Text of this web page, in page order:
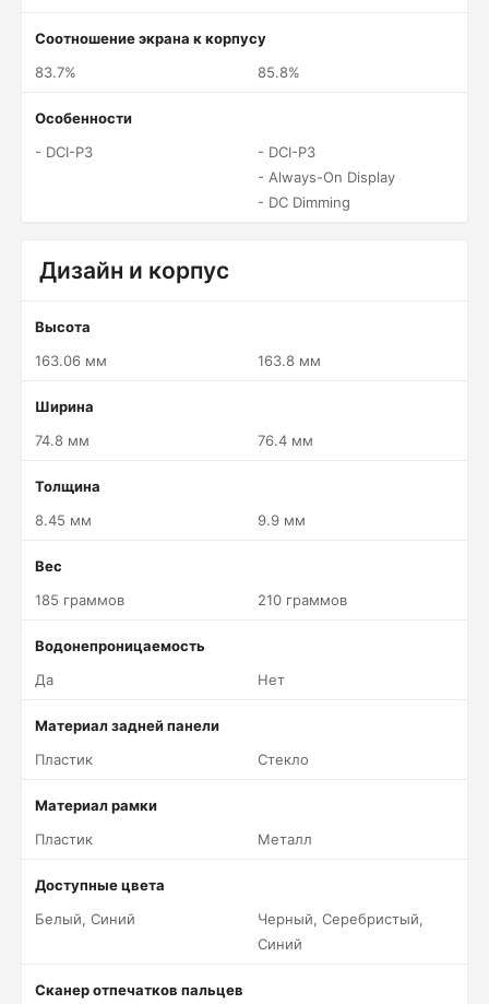
Соотношение экрана к корпусу
83.7%
85.8%
Особенности
- DCI-P3
- DCI-P3
- Always-On Display
- DC Dimming
Дизайн и корпус
Высота
163.06 мм
163.8 мм
Ширина
74.8 мм
76.4 мм
Толщина
8.45 мм
9.9 мм
Вес
185 граммов
210 граммов
Водонепроницаемость
Да
Нет
Материал задней панели
Пластик
Стекло
Материал рамки
Пластик
Металл
Доступные цвета
Белый, Синий
Черный, Серебристый,
Синий
Сканер отпечатков пальцев